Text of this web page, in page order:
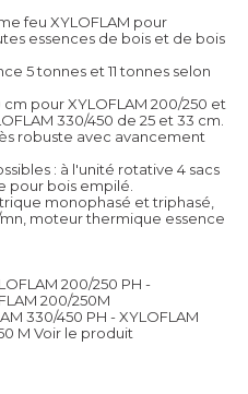
feu XYLOFLAM pour
essences de bois et de bois
5 tonnes et 11 tonnes selon
pour XYLOFLAM 200/250 et
330/450 de 25 et 33 cm.
robuste avec avancement
: à l'unité rotative 4 sacs
pour bois empilé.
monophasé et triphasé,
moteur thermique essence
200/250 PH -
200/250M
330/450 PH - XYLOFLAM
M Voir le produit